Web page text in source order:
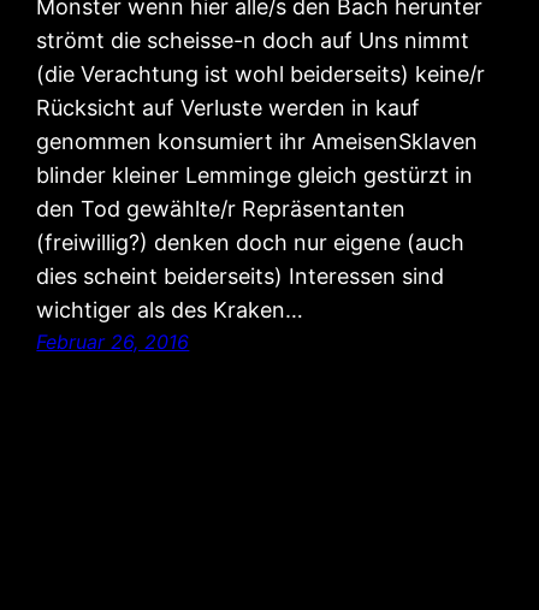
Monster wenn hier alle/s den Bach herunter
strömt die scheisse-n doch auf Uns nimmt
(die Verachtung ist wohl beiderseits) keine/r
Rücksicht auf Verluste werden in kauf
genommen konsumiert ihr AmeisenSklaven
blinder kleiner Lemminge gleich gestürzt in
den Tod gewählte/r Repräsentanten
(freiwillig?) denken doch nur eigene (auch
dies scheint beiderseits) Interessen sind
wichtiger als des Kraken…
Februar 26, 2016